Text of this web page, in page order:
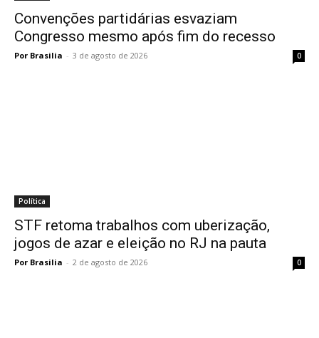
Convenções partidárias esvaziam
Congresso mesmo após fim do recesso
Por Brasilia - 3 de agosto de 2026 0
Política
STF retoma trabalhos com uberização,
jogos de azar e eleição no RJ na pauta
Por Brasilia - 2 de agosto de 2026 0